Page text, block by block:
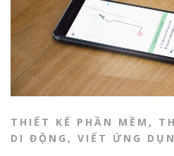
THIẾT KẾ PHẦN MỀM ,
DI ĐỘNG , VIẾT ỨNG